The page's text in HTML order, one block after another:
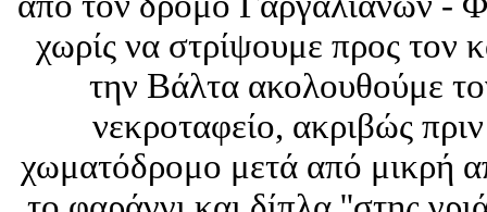
χωρίς να στρίψουμε προς
την Βάλτα ακολουθούμε
νεκροταφείο, ακριβώς
χωματόδρομο μετά από μικρή